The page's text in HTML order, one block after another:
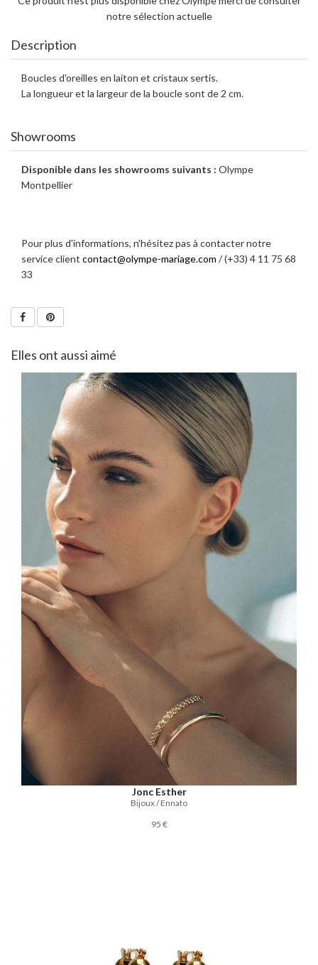
notre sélection actuelle
Description
Boucles d'oreilles en laiton et cristaux sertis.
La longueur et la largeur de la boucle sont de 2 cm.
Showrooms
Disponible dans les showrooms suivants : Olympe
Montpellier
Pour plus d'informations, n'hésitez pas à contacter notre
service client contact@olympe-mariage.com / (+33) 4 11 75 68
33
Elles ont aussi aimé
Jonc Esther
Bijoux / Ennato
95 €